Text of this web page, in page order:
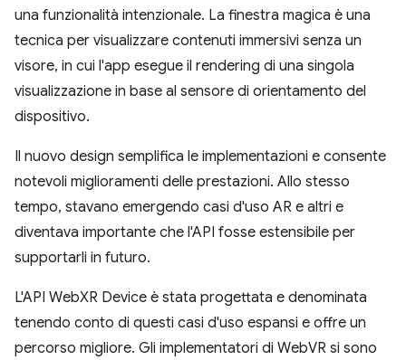
una funzionalità intenzionale. La finestra magica è una
tecnica per visualizzare contenuti immersivi senza un
visore, in cui l'app esegue il rendering di una singola
visualizzazione in base al sensore di orientamento del
dispositivo.
Il nuovo design semplifica le implementazioni e consente
notevoli miglioramenti delle prestazioni. Allo stesso
tempo, stavano emergendo casi d'uso AR e altri e
diventava importante che l'API fosse estensibile per
supportarli in futuro.
L'API WebXR Device è stata progettata e denominata
tenendo conto di questi casi d'uso espansi e offre un
percorso migliore. Gli implementatori di WebVR si sono